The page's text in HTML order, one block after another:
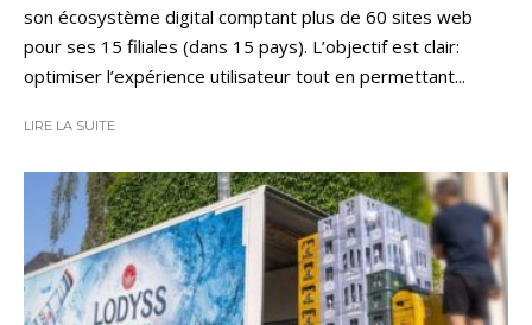
son écosystème digital comptant plus de 60 sites web
pour ses 15 filiales (dans 15 pays). L’objectif est clair:
optimiser l’expérience utilisateur tout en permettant...
LIRE LA SUITE